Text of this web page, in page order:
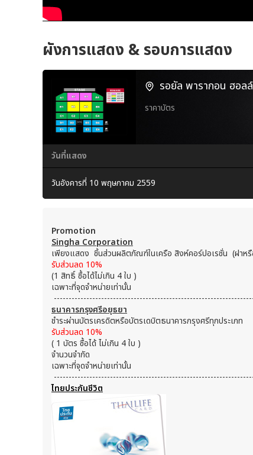
ผังการแสดง & รอบการแสดง
รอยัล พารากอน ฮอลล์
ราคาบัตร
วันที่แสดง
วันอังคารที่ 10 พฤษภาคม 2559
Promotion
Singha Corporation
เพียงแสดง ชิ้นส่วนผลิตภัณฑ์ในเครือ สิงห์คอร์ปอเรชั่น (ฝาหรื
รับส่วนลด 10%
(1 สิทธิ์ ซื้อได้ไม่เกิน 4 ใบ )
เฉพาะที่จุดจำหน่ายเท่านั้น
ธนาคารกรุงศรีอยุธยา
ชำระผ่านบัตรเครดิตหรือบัตรเดบิตธนาคารกรุงศรีทุกประเภท
รับส่วนลด 10%
( 1 บัตร ซื้อได้ ไม่เกิน 4 ใบ )
จำนวนจำกัด
เฉพาะที่จุดจำหน่ายเท่านั้น
ไทยประกันชีวิต